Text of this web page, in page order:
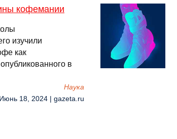
кофемании
изучили
как
в
Наука
18, 2024 | gazeta.ru